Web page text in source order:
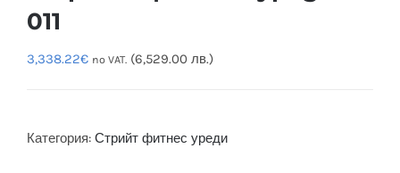
011
3,338.22€ no VAT. (6,529.00 лв.)
Категория: Стрийт фитнес уреди